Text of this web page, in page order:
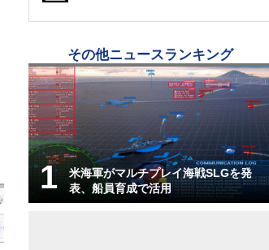
その他ニュースランキング
米海軍がマルチプレイ海戦SLGを発
表、船員育成で活用